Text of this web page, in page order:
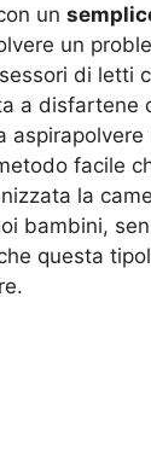
un
un
di letti
a disfartene
aspirapolvere
facile
la
bambini,
questa